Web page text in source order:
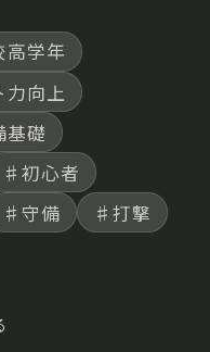
学年
向上
礎
♯初心者
♯守備 ♯打撃